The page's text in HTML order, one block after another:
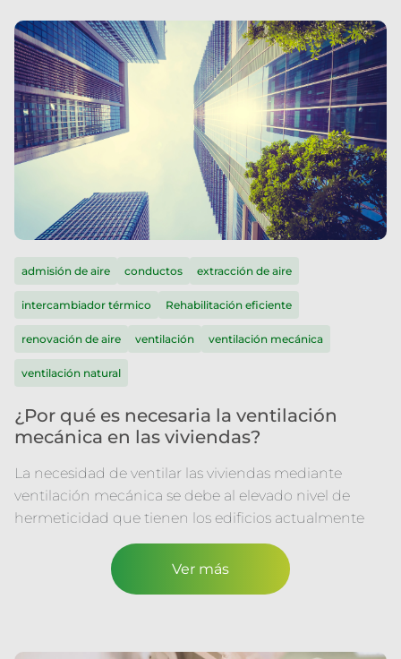
admisión de aire conductos extracción de aire
intercambiador térmico Rehabilitación eficiente
renovación de aire ventilación ventilación mecánica
ventilación natural
¿Por qué es necesaria la ventilación
mecánica en las viviendas?
La necesidad de ventilar las viviendas mediante
ventilación mecánica se debe al elevado nivel de
hermeticidad que tienen los edificios actualmente
Ver más